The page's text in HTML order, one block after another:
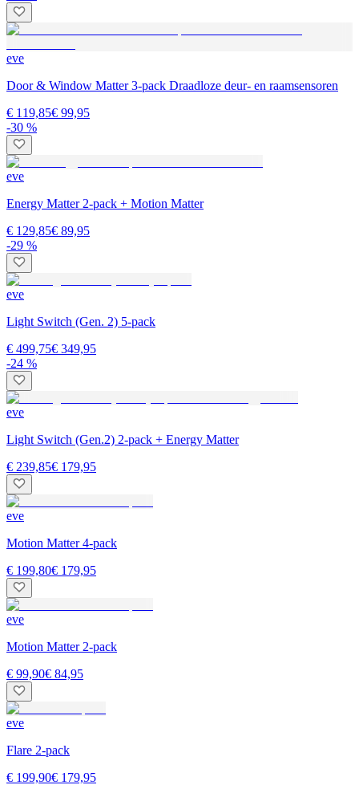
eve
Door & Window Matter 3-pack Draadloze deur- en raamsensoren
€ 119,85€ 99,95
-30 %
eve
Energy Matter 2-pack + Motion Matter
€ 129,85€ 89,95
-29 %
eve
Light Switch (Gen. 2) 5-pack
€ 499,75€ 349,95
-24 %
eve
Light Switch (Gen.2) 2-pack + Energy Matter
€ 239,85€ 179,95
eve
Motion Matter 4-pack
€ 199,80€ 179,95
eve
Motion Matter 2-pack
€ 99,90€ 84,95
eve
Flare 2-pack
€ 199,90€ 179,95